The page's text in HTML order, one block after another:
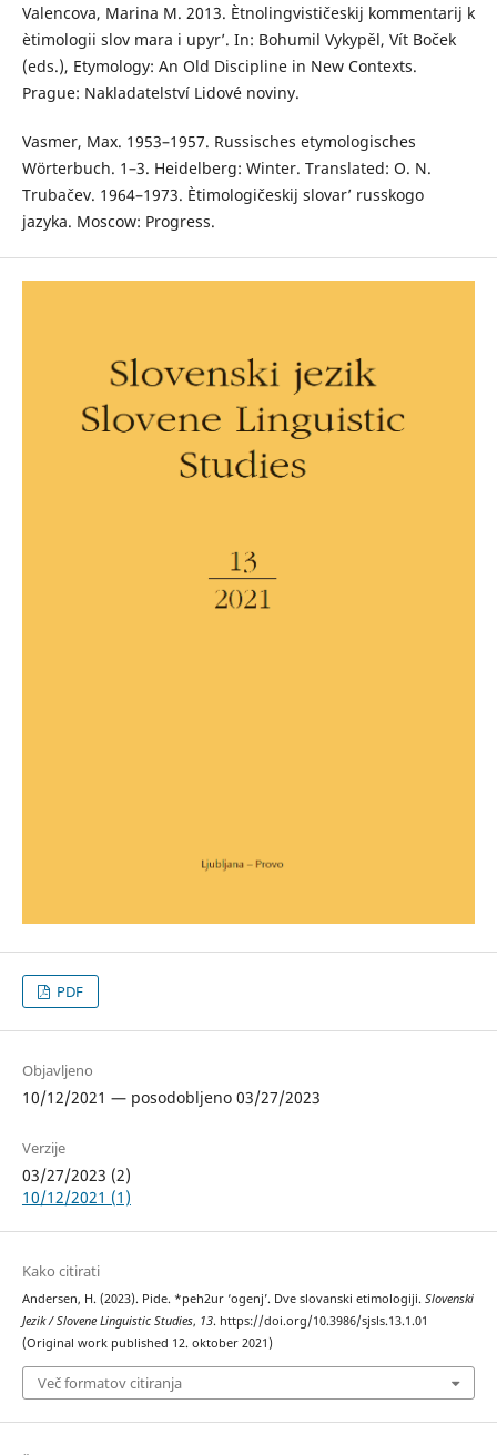
Valencova, Marina M. 2013. Ètnolingvističeskij kommentarij k
ètimologii slov mara i upyr’. In: Bohumil Vykypěl, Vít Boček
(eds.), Etymology: An Old Discipline in New Contexts.
Prague: Nakladatelství Lidové noviny.
Vasmer, Max. 1953–1957. Russisches etymologisches
Wörterbuch. 1–3. Heidelberg: Winter. Translated: O. N.
Trubačev. 1964–1973. Ètimologičeskij slovar’ russkogo
jazyka. Moscow: Progress.
PDF
Objavljeno
10/12/2021 — posodobljeno 03/27/2023
Verzije
03/27/2023 (2)
10/12/2021 (1)
Kako citirati
Andersen, H. (2023). Pide. *peh2ur ‘ogenj’. Dve slovanski etimologiji. Slovenski
Jezik / Slovene Linguistic Studies, 13. https://doi.org/10.3986/sjsls.13.1.01
(Original work published 12. oktober 2021)
Več formatov citiranja